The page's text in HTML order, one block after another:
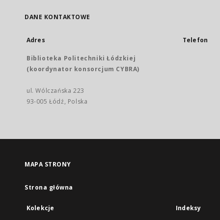
DANE KONTAKTOWE
Adres
Biblioteka Politechniki Łódzkiej
(koordynator konsorcjum CYBRA)
ul. Wólczańska 223
93-005 Łódź, Polska
Telefon
MAPA STRONY
Strona główna
Kolekcje Indeksy